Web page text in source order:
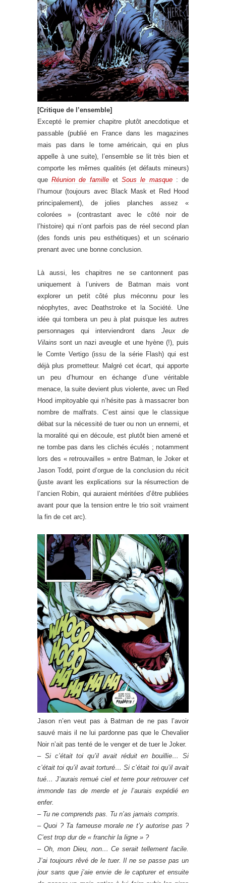
[Critique de l’ensemble]
Excepté le premier chapitre plutôt anecdotique et
passable (publié en France dans les magazines
mais pas dans le tome américain, qui en plus
appelle à une suite), l’ensemble se lit très bien et
comporte les mêmes qualités (et défauts mineurs)
queRéunion de familleetSous le masque: de
l’humour (toujours avec Black Mask et Red Hood
principalement), de jolies planches assez «
colorées » (contrastant avec le côté noir de
l’histoire) qui n’ont parfois pas de réel second plan
(des fonds unis peu esthétiques) et un scénario
prenant avec une bonne conclusion.
Là aussi, les chapitres ne se cantonnent pas
uniquement à l’univers de Batman mais vont
explorer un petit côté plus méconnu pour les
néophytes, avec Deathstroke et la Société. Une
idée qui tombera un peu à plat puisque les autres
personnages qui interviendront dans Jeux de
Vilains sont un nazi aveugle et une hyène (!), puis
le Comte Vertigo (issu de la série Flash) qui est
déjà plus prometteur. Malgré cet écart, qui apporte
un peu d’humour en échange d’une véritable
menace, la suite devient plus violente, avec un Red
Hood impitoyable qui n’hésite pas à massacrer bon
nombre de malfrats. C’est ainsi que le classique
débat sur la nécessité de tuer ou non un ennemi, et
la moralité qui en découle, est plutôt bien amené et
ne tombe pas dans les clichés éculés ; notamment
lors des « retrouvailles » entre Batman, le Joker et
Jason Todd, point d’orgue de la conclusion du récit
(juste avant les explications sur la résurrection de
l’ancien Robin, qui auraient méritées d’être publiées
avant pour que la tension entre le trio soit vraiment
la fin de cet arc).
Jason n’en veut pas à Batman de ne pas l’avoir
sauvé mais il ne lui pardonne pas que le Chevalier
Noir n’ait pas tenté de le venger et de tuer le Joker.
– Si c’était toi qu’il avait réduit en bouillie… Si
c’était toi qu’il avait torturé… Si c’était toi qu’il avait
tué… J’aurais remué ciel et terre pour retrouver cet
immonde tas de merde et je l’aurais expédié en
enfer.
– Tu ne comprends pas. Tu n’as jamais compris.
–Quoi ? Ta fameuse morale ne t’y autorise pas ?
C’est trop dur de « franchir la ligne » ?
– Oh, mon Dieu, non… Ce serait tellement facile.
J’ai toujours rêvé de le tuer. Il ne se passe pas un
jour sans que j’aie envie de le capturer et ensuite